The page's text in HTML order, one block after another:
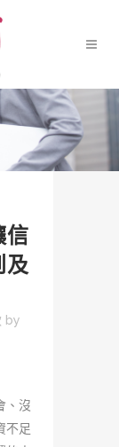
信
及
by
、沒
不足